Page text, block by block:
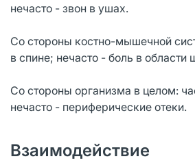
нечасто - звон в ушах.
Со стороны костно-мышечной
в спине; нечасто - боль в области
Со стороны организма в целом:
нечасто - периферические отеки.
Взаимодействие